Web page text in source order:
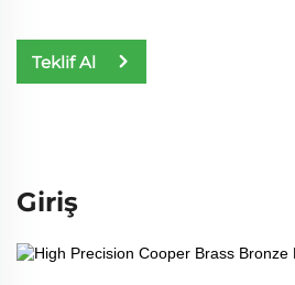
Teklif Al
Giriş